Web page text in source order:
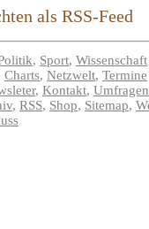
als RSS-Feed
, Sport, Wissenschaft
Charts, Netzwelt, Termine
, Kontakt, Umfragen
, RSS, Shop, Sitemap,